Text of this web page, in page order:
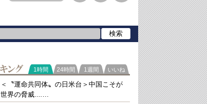
ランキング
1時間 24時間 1週間 いいね
＜〝運命共同体〟の日米台＞中国こそが
世界の脅威....…